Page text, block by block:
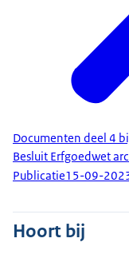
Documenten deel 4
Besluit Erfgoedwet
Publicatie15-09-
Hoort bij